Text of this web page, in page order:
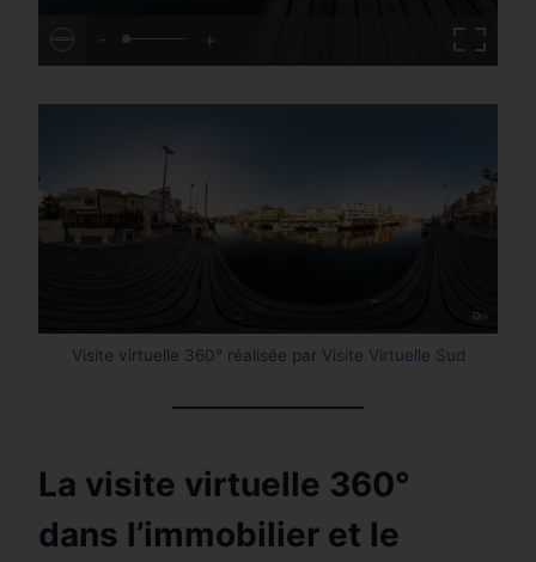
- +
Visite virtuelle 360° réalisée par Visite Virtuelle Sud
La visite virtuelle 360°
dans l’immobilier et le